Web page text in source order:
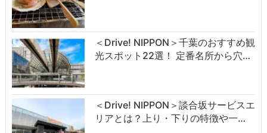
＜Drive! NIPPON＞千葉のおすすめ観
光スポット22選！ 定番名所から穴…
＜Drive! NIPPON＞談合坂サービスエ
リアとは？上り・下りの特徴や一…